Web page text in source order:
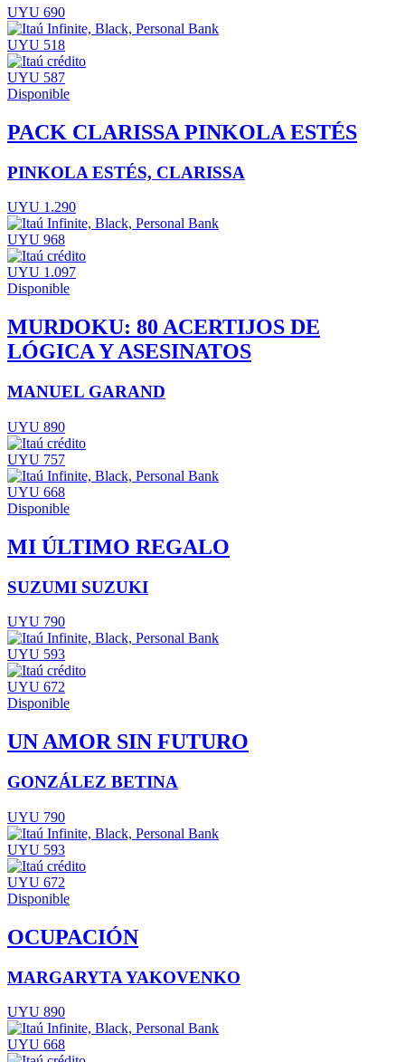
UYU 690
UYU 518
UYU 587
Disponible
PACK CLARISSA PINKOLA ESTÉS
PINKOLA ESTÉS, CLARISSA
UYU 1.290
UYU 968
UYU 1.097
Disponible
MURDOKU: 80 ACERTIJOS DE
LÓGICA Y ASESINATOS
MANUEL GARAND
UYU 890
UYU 757
UYU 668
Disponible
MI ÚLTIMO REGALO
SUZUMI SUZUKI
UYU 790
UYU 593
UYU 672
Disponible
UN AMOR SIN FUTURO
GONZÁLEZ BETINA
UYU 790
UYU 593
UYU 672
Disponible
OCUPACIÓN
MARGARYTA YAKOVENKO
UYU 890
UYU 668